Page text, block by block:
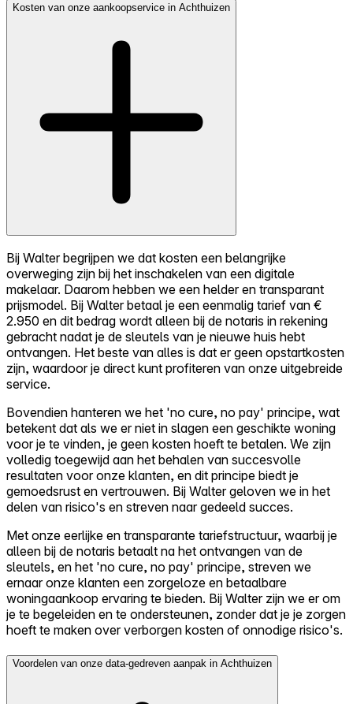
Kosten van onze aankoopservice in Achthuizen
Bij Walter begrijpen we dat kosten een belangrijke
overweging zijn bij het inschakelen van een digitale
makelaar. Daarom hebben we een helder en transparant
prijsmodel. Bij Walter betaal je een eenmalig tarief van €
2.950 en dit bedrag wordt alleen bij de notaris in rekening
gebracht nadat je de sleutels van je nieuwe huis hebt
ontvangen. Het beste van alles is dat er geen opstartkosten
zijn, waardoor je direct kunt profiteren van onze uitgebreide
service.
Bovendien hanteren we het 'no cure, no pay' principe, wat
betekent dat als we er niet in slagen een geschikte woning
voor je te vinden, je geen kosten hoeft te betalen. We zijn
volledig toegewijd aan het behalen van succesvolle
resultaten voor onze klanten, en dit principe biedt je
gemoedsrust en vertrouwen. Bij Walter geloven we in het
delen van risico's en streven naar gedeeld succes.
Met onze eerlijke en transparante tariefstructuur, waarbij je
alleen bij de notaris betaalt na het ontvangen van de
sleutels, en het 'no cure, no pay' principe, streven we
ernaar onze klanten een zorgeloze en betaalbare
woningaankoop ervaring te bieden. Bij Walter zijn we er om
je te begeleiden en te ondersteunen, zonder dat je je zorgen
hoeft te maken over verborgen kosten of onnodige risico's.
Voordelen van onze data-gedreven aanpak in Achthuizen